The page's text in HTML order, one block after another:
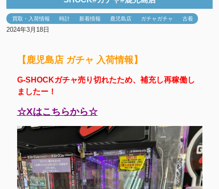
買取・入荷情報 時計 新着情報 鹿児島店 ガチャガチャ 古着
2024年3月18日
【鹿児島店 ガチャ 入荷情報】
G-SHOCKガチャ売り切れたため、補充し再稼働し
ましたー！
☆Xはこちらから☆